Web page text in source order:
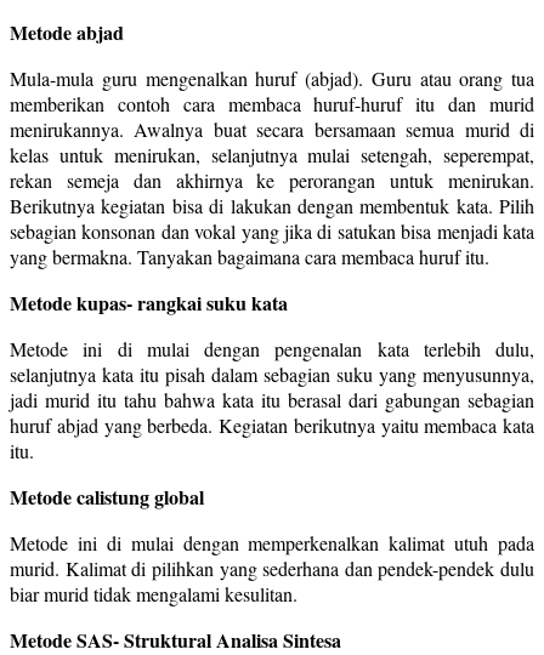
Metode abjad
Mula-mula guru mengenalkan huruf (abjad). Guru atau orang tua
memberikan contoh cara membaca huruf-huruf itu dan murid
menirukannya. Awalnya buat secara bersamaan semua murid di
kelas untuk menirukan, selanjutnya mulai setengah, seperempat,
rekan semeja dan akhirnya ke perorangan untuk menirukan.
Berikutnya kegiatan bisa di lakukan dengan membentuk kata. Pilih
sebagian konsonan dan vokal yang jika di satukan bisa menjadi kata
yang bermakna. Tanyakan bagaimana cara membaca huruf itu.
Metode kupas- rangkai suku kata
Metode ini di mulai dengan pengenalan kata terlebih dulu,
selanjutnya kata itu pisah dalam sebagian suku yang menyusunnya,
jadi murid itu tahu bahwa kata itu berasal dari gabungan sebagian
huruf abjad yang berbeda. Kegiatan berikutnya yaitu membaca kata
itu.
Metode calistung global
Metode ini di mulai dengan memperkenalkan kalimat utuh pada
murid. Kalimat di pilihkan yang sederhana dan pendek-pendek dulu
biar murid tidak mengalami kesulitan.
Metode SAS- Struktural Analisa Sintesa